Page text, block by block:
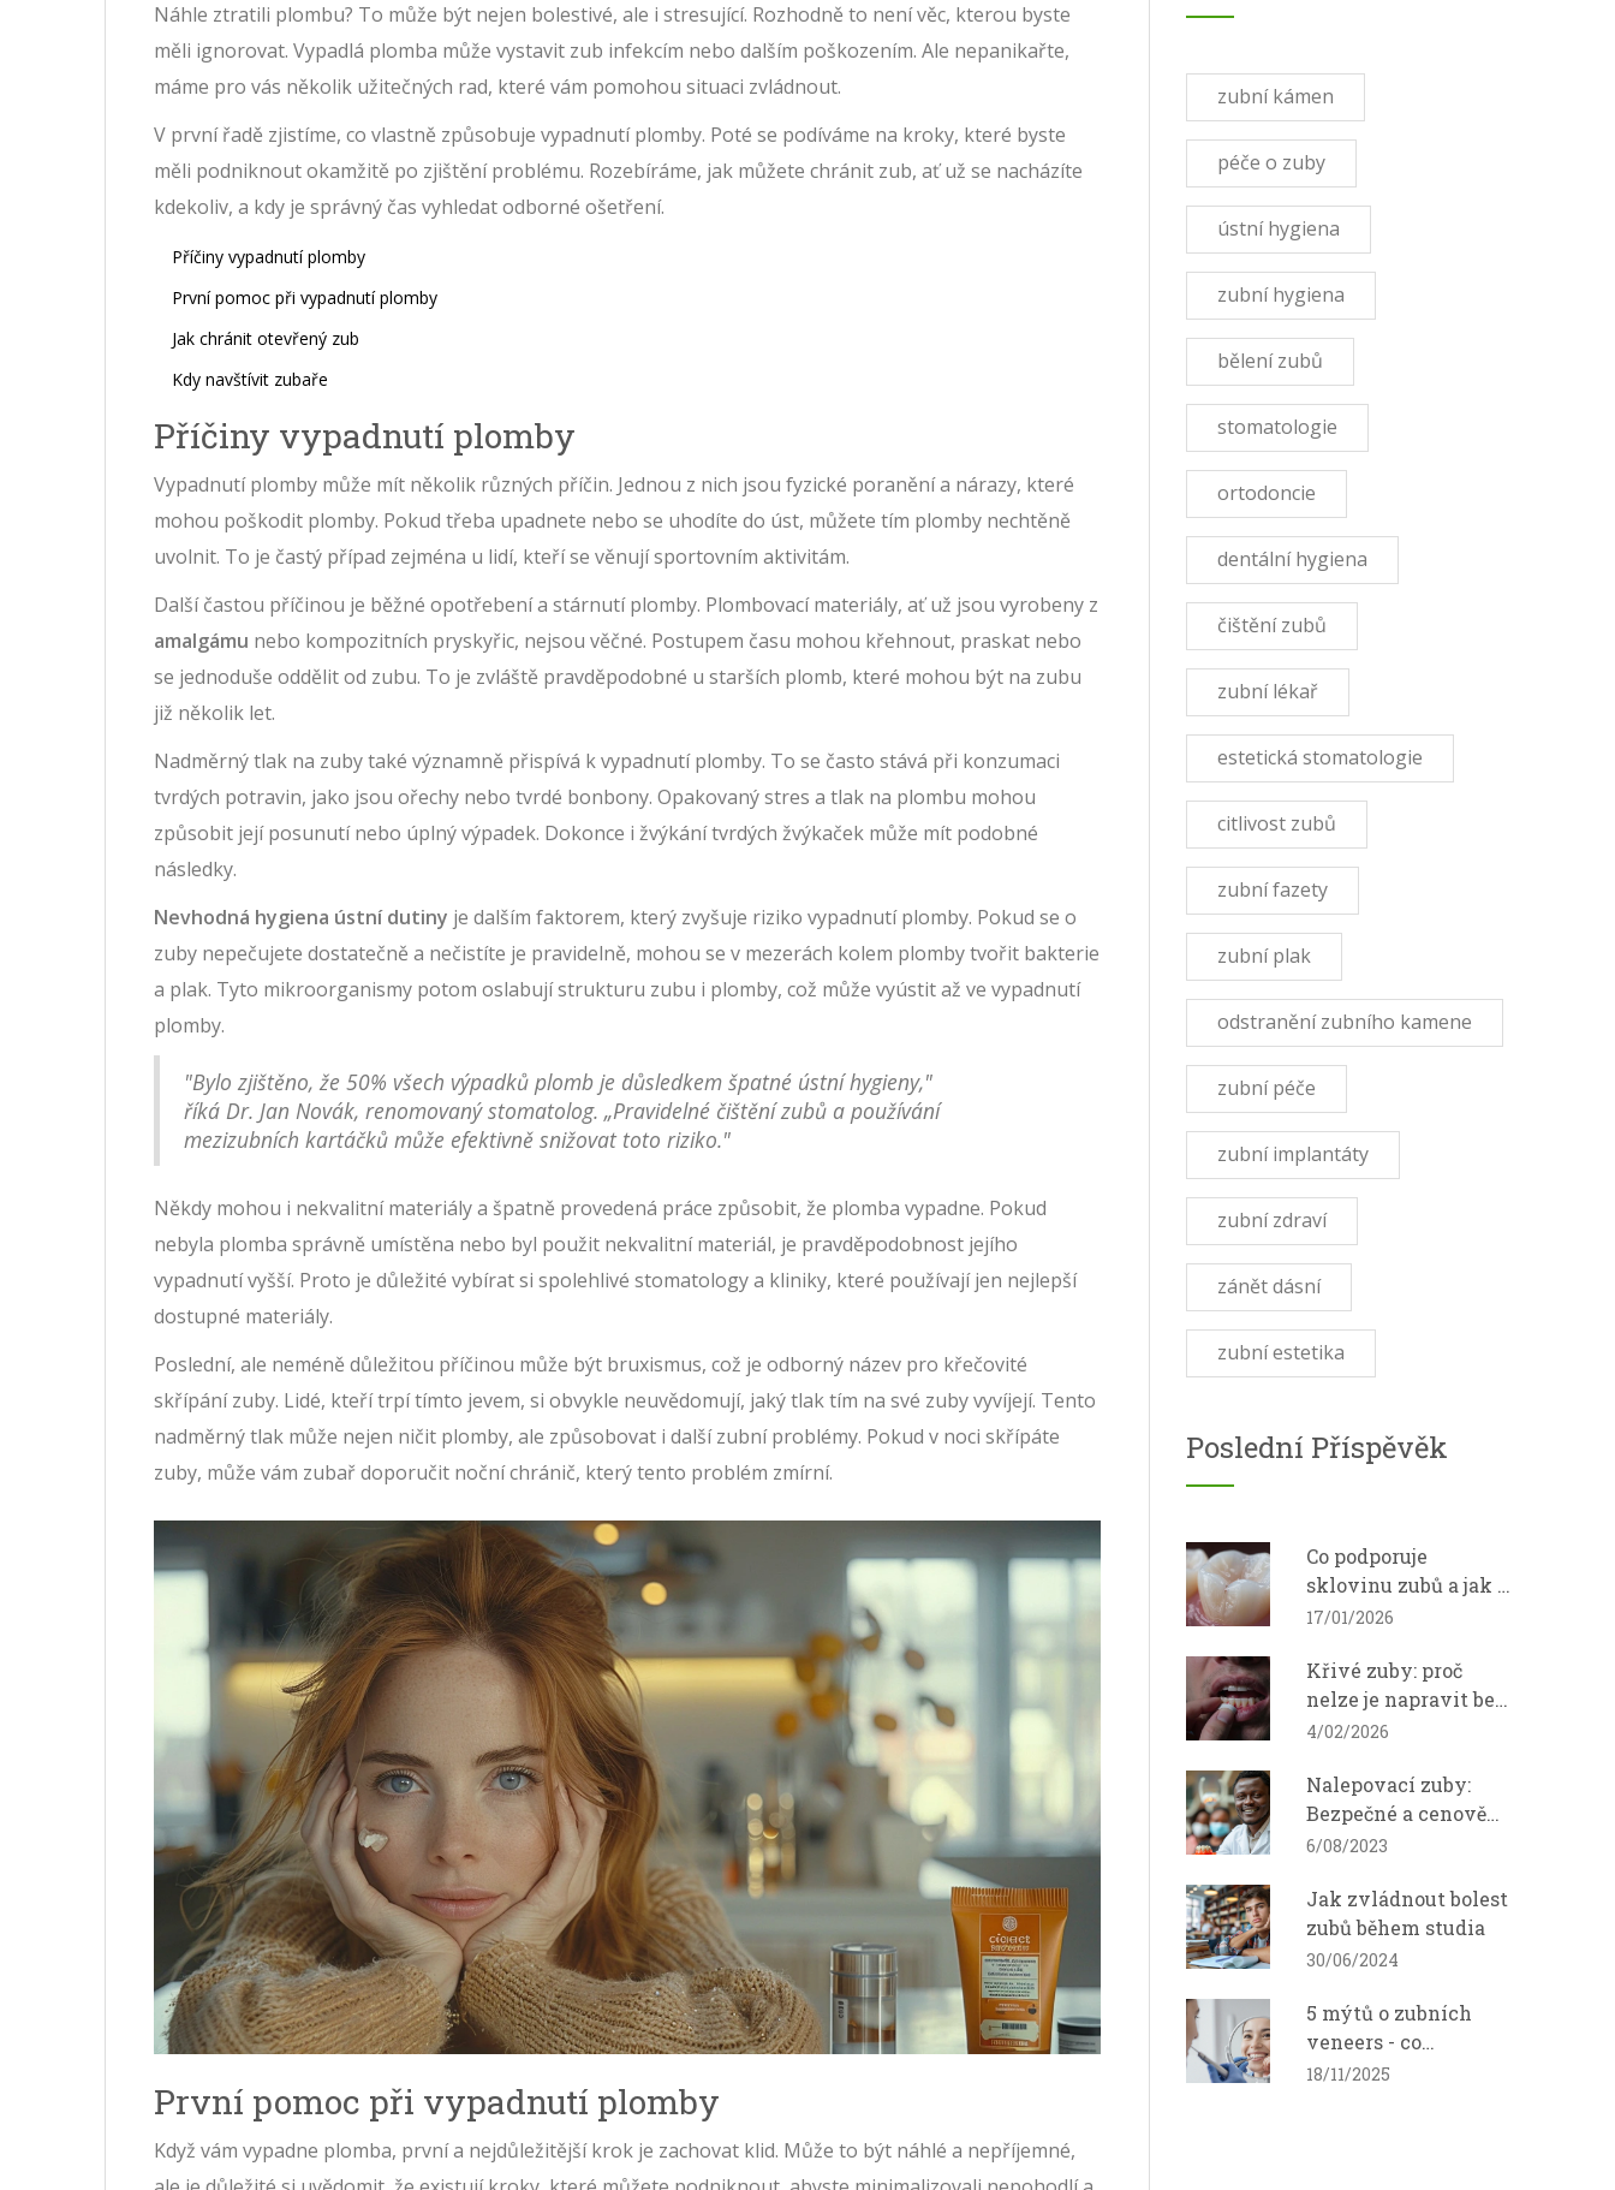
Náhle ztratili plombu? To může být nejen bolestivé, ale i stresující. Rozhodně to není věc, kterou byste
měli ignorovat. Vypadlá plomba může vystavit zub infekcím nebo dalším poškozením. Ale nepanikařte,
máme pro vás několik užitečných rad, které vám pomohou situaci zvládnout.
V první řadě zjistíme, co vlastně způsobuje vypadnutí plomby. Poté se podíváme na kroky, které byste
měli podniknout okamžitě po zjištění problému. Rozebíráme, jak můžete chránit zub, ať už se nacházíte
kdekoliv, a kdy je správný čas vyhledat odborné ošetření.
Příčiny vypadnutí plomby
První pomoc při vypadnutí plomby
Jak chránit otevřený zub
Kdy navštívit zubaře
Příčiny vypadnutí plomby
Vypadnutí plomby může mít několik různých příčin. Jednou z nich jsou fyzické poranění a nárazy, které
mohou poškodit plomby. Pokud třeba upadnete nebo se uhodíte do úst, můžete tím plomby nechtěně
uvolnit. To je častý případ zejména u lidí, kteří se věnují sportovním aktivitám.
Další častou příčinou je běžné opotřebení a stárnutí plomby. Plombovací materiály, ať už jsou vyrobeny z
amalgámu nebo kompozitních pryskyřic, nejsou věčné. Postupem času mohou křehnout, praskat nebo
se jednoduše oddělit od zubu. To je zvláště pravděpodobné u starších plomb, které mohou být na zubu
již několik let.
Nadměrný tlak na zuby také významně přispívá k vypadnutí plomby. To se často stává při konzumaci
tvrdých potravin, jako jsou ořechy nebo tvrdé bonbony. Opakovaný stres a tlak na plombu mohou
způsobit její posunutí nebo úplný výpadek. Dokonce i žvýkání tvrdých žvýkaček může mít podobné
následky.
Nevhodná hygiena ústní dutiny je dalším faktorem, který zvyšuje riziko vypadnutí plomby. Pokud se o
zuby nepečujete dostatečně a nečistíte je pravidelně, mohou se v mezerách kolem plomby tvořit bakterie
a plak. Tyto mikroorganismy potom oslabují strukturu zubu i plomby, což může vyústit až ve vypadnutí
plomby.
"Bylo zjištěno, že 50% všech výpadků plomb je důsledkem špatné ústní hygieny,"
říká Dr. Jan Novák, renomovaný stomatolog. „Pravidelné čištění zubů a používání
mezizubních kartáčků může efektivně snižovat toto riziko."
Někdy mohou i nekvalitní materiály a špatně provedená práce způsobit, že plomba vypadne. Pokud
nebyla plomba správně umístěna nebo byl použit nekvalitní materiál, je pravděpodobnost jejího
vypadnutí vyšší. Proto je důležité vybírat si spolehlivé stomatology a kliniky, které používají jen nejlepší
dostupné materiály.
Poslední, ale neméně důležitou příčinou může být bruxismus, což je odborný název pro křečovité
skřípání zuby. Lidé, kteří trpí tímto jevem, si obvykle neuvědomují, jaký tlak tím na své zuby vyvíjejí. Tento
nadměrný tlak může nejen ničit plomby, ale způsobovat i další zubní problémy. Pokud v noci skřípáte
zuby, může vám zubař doporučit noční chránič, který tento problém zmírní.
První pomoc při vypadnutí plomby
Když vám vypadne plomba, první a nejdůležitější krok je zachovat klid. Může to být náhlé a nepříjemné,
zubní kámen
péče o zuby
ústní hygiena
zubní hygiena
bělení zubů
stomatologie
ortodoncie
dentální hygiena
čištění zubů
zubní lékař
estetická stomatologie
citlivost zubů
zubní fazety
zubní plak
odstranění zubního kamene
zubní péče
zubní implantáty
zubní zdraví
zánět dásní
zubní estetika
Poslední Příspěvěk
Co podporuje
sklovinu zubů a jak ji
udržet pevnou?
17/01/2026
Křivé zuby: proč
nelze je napravit bez
lékaře a co nabízí
4/02/2026
Nalepovací zuby:
Bezpečné a cenově
dostupné řešení pro
6/08/2023
Jak zvládnout bolest
zubů během studia
30/06/2024
5 mýtů o zubních
veneers - co
skutečně víte o
18/11/2025